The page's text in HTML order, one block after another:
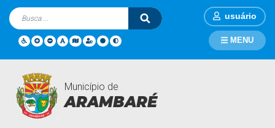
usuário
Município de
ARAMBARÉ
MENU
Departamentos